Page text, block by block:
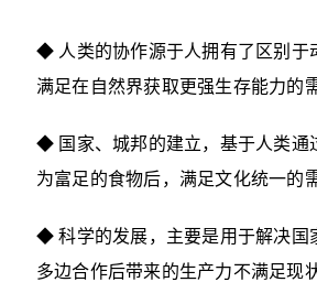
◆ 人类的协作源于人拥有了区别于
满足在自然界获取更强生存能力的
◆ 国家、城邦的建立，基于人类通
为富足的食物后，满足文化统一的
◆ 科学的发展，主要是用于解决国
多边合作后带来的生产力不满足现